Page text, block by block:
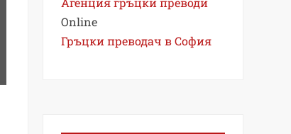
Online
Гръцки преводач в София